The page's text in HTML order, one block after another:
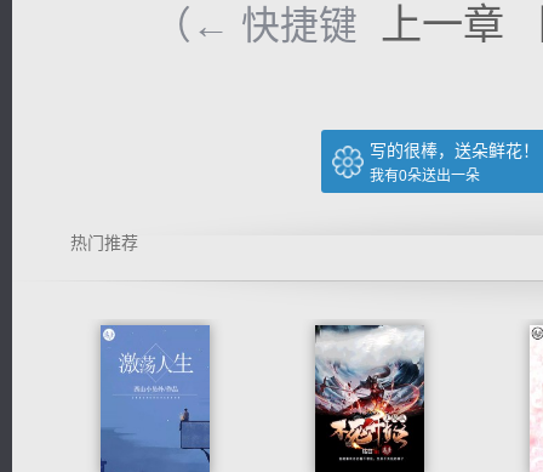
（← 快捷键 上一章
写的很棒，送朵鲜花！
我有0朵送出一朵
热门推荐